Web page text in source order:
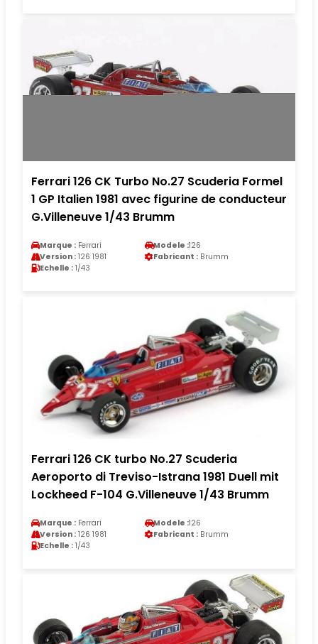
Ferrari 126 CK Turbo No.27 Scuderia Formel
1 GP Italien 1981 avec figurine de conducteur
G.Villeneuve 1/43 Brumm
Marque : Ferrari Modele :126
Version : 126 1981 Fabricant : Brumm
Echelle : 1/43
Ferrari 126 CK turbo No.27 Scuderia
Aeroporto di Treviso-Istrana 1981 Duell mit
Lockheed F-104 G.Villeneuve 1/43 Brumm
Marque : Ferrari Modele :126
Version : 126 1981 Fabricant : Brumm
Echelle : 1/43